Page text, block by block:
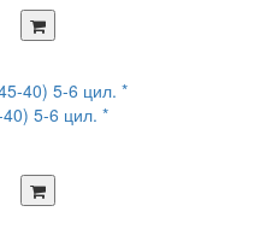
40) 5-6 цил. *